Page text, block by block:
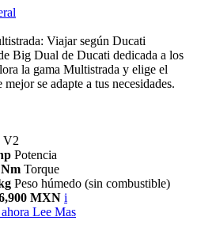
Viajar según Ducati
Big Dual de Ducati dedicada a los
la gama Multistrada y elige el
se adapte a tus necesidades.
V2
Potencia
Torque
Peso húmedo (sin combustible)
MXN i
Lee Mas